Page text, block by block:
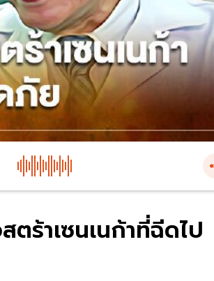
ร้าเซนเนก้าที่ฉีดไป